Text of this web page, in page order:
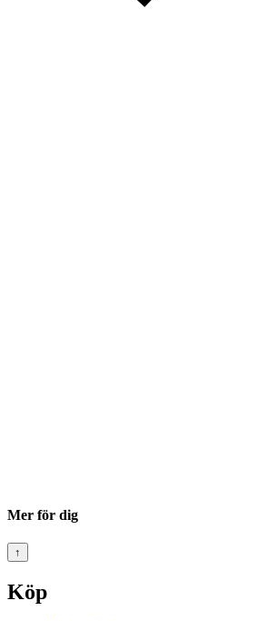
Mer för dig
↑
Köp